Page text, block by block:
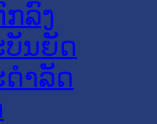
ລົງ
ນຍັດ
າລັດ